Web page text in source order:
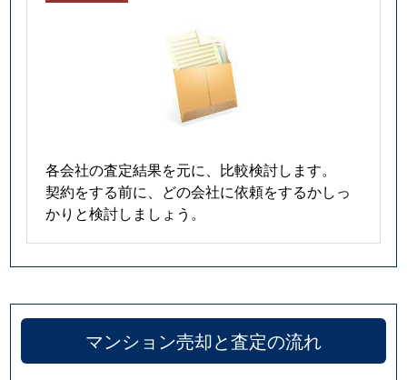
各会社の査定結果を元に、比較検討します。
契約をする前に、どの会社に依頼をするかしっ
かりと検討しましょう。
マンション売却と査定の流れ